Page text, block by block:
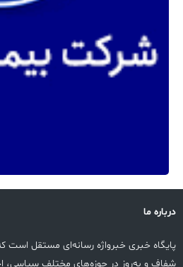
درباره ما
پایگاه خبری خبرواژه رسانه‌ای مستقل است
شفاف و به‌روز در حوزه‌های مختلف سیاسی،